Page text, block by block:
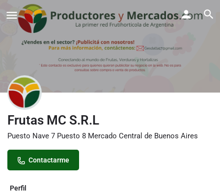
Frutas MC S.R.L
Puesto Nave 7 Puesto 8 Mercado Central de Buenos Aires
Contactarme
Perfil